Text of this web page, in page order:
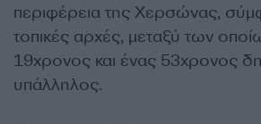
περιφέρεια της Χερσώνας,
τοπικές αρχές, μεταξύ των
19χρονος και ένας 53χρονος
υπάλληλος.